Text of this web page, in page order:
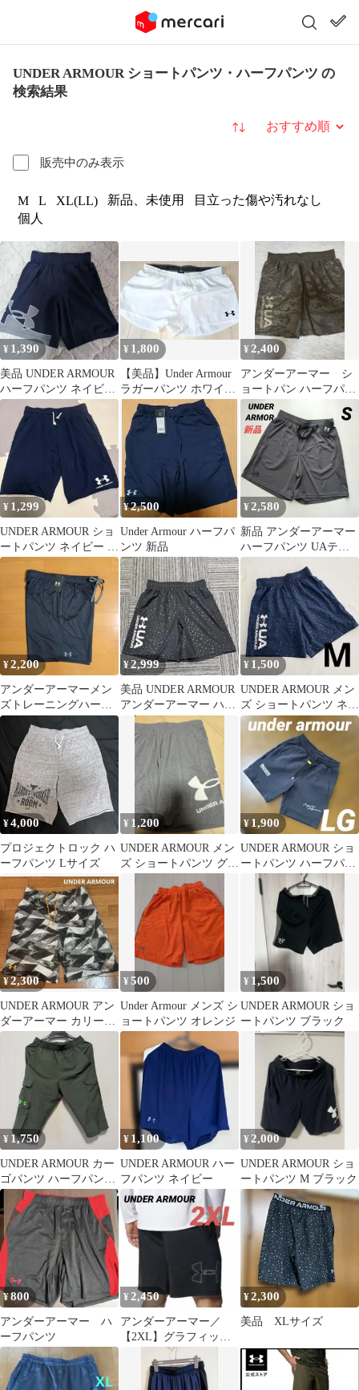
UNDER ARMOUR ショートパンツ・ハーフパンツ の
検索結果
販売中のみ表示
並び替え
M L XL(LL) 新品、未使用
目立った傷や汚れなし
個人
¥ 1,390
美品 UNDER ARMOUR
ハーフパンツ ネイビー
メンズ S
¥ 1,800
【美品】Under Armour
ラガーパンツ ホワイ
ト XLサイズ
¥ 2,400
アンダーアーマー シ
ョートパン ハーフパン
ツ XXL
¥ 1,299
UNDER ARMOUR ショ
ートパンツ ネイビー M
サイズ
¥2,500
Under Armour ハーフパ
ンツ 新品
¥2,580
新品 アンダーアーマー
ハーフパンツ UAテッ
ク メッシュショーツ メ
ンズS
¥2,200
アンダーアーマーメン
ズトレーニングハーフ
パンツ L L No.7
¥2,999
美品 UNDER ARMOUR
アンダーアーマー ハー
フパンツ ブラック黒 L
¥ 1,500
UNDER ARMOUR メン
ズ ショートパンツ ネイ
ビーM
¥4,000
プロジェクトロック ハ
ーフパンツ Lサイズ
¥ 1,200
UNDER ARMOUR メン
ズ ショートパンツ グレ
¥ 1,900
UNDER ARMOUR ショ
ートパンツ ハーフパン
ツ 黒 メンズ LG
¥2,300
UNDER ARMOUR アン
ダーアーマー カリーバ
スケットボールパンツ
¥500
Under Armour メンズ シ
ョートパンツ オレンジ
¥ 1,500
UNDER ARMOUR ショ
ートパンツ ブラック
¥ 1,750
UNDER ARMOUR カー
ゴパンツ ハーフパン
ツ SM
¥ 1,100
UNDER ARMOUR ハー
フパンツ ネイビー
¥ 2,000
UNDER ARMOUR ショ
ートパンツ M ブラック
¥800
アンダーアーマー ハ
ーフパンツ
¥ 2,450
アンダーアーマー／
【2XL】グラフィック
ショーツ ハーフパン
ツ ジャージ
¥2,300
美品 XLサイズ